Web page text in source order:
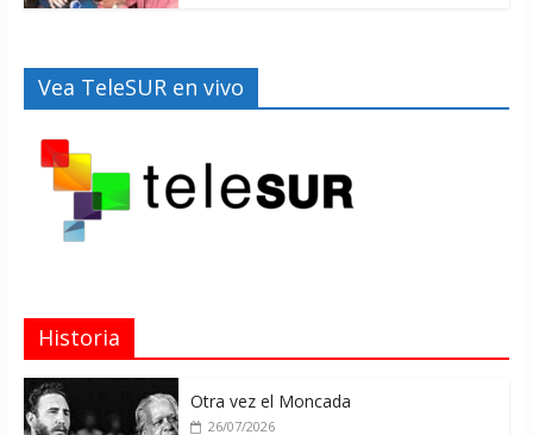
Vea TeleSUR en vivo
Historia
Otra vez el Moncada
26/07/2026